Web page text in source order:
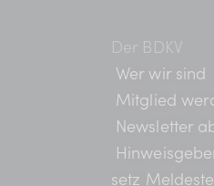
Der BDKV
Wer wir sind
Mitglied
Newsletter
setz